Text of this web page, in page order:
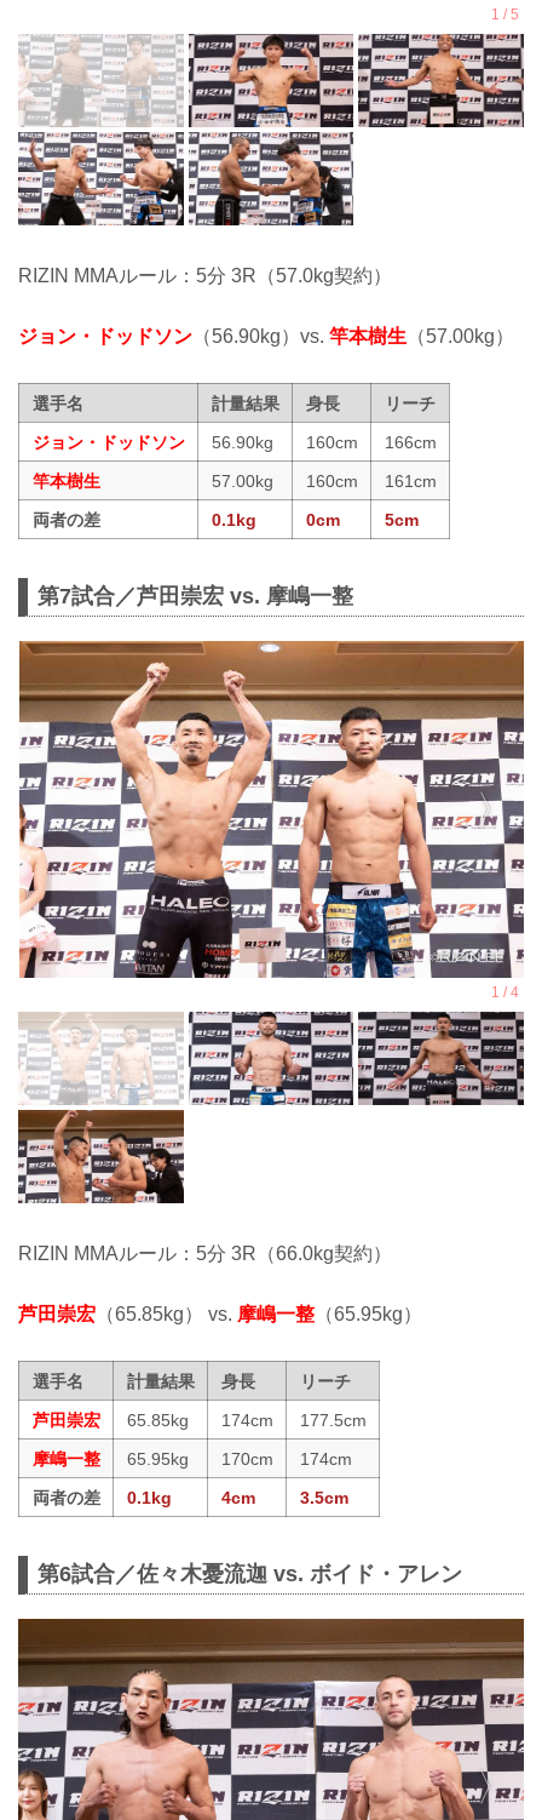
RIZIN MMAルール：5分 3R（57.0kg契約）
ジョン・ドッドソン （56.90kg）vs. 竿本樹生 （57.00kg）
選手名 計量結果 身長
リーチ
ジョン・ドッドソン
56.90kg 160cm
166cm
竿本樹生
57.00kg 160cm
161cm
両者の差
0.1kg 0cm 5cm
第7試合／芦田崇宏 vs. 摩嶋一整
RIZIN MMAルール：5分 3R（66.0kg契約）
芦田崇宏 （65.85kg） vs. 摩嶋一整 （65.95kg）
選手名 計量結果 身長
リーチ
芦田崇宏
65.85kg 174cm
177.5cm
摩嶋一整
65.95kg 170cm
174cm
両者の差
0.1kg 4cm 3.5cm
第6試合／佐々木憂流迦 vs. ボイド・アレン